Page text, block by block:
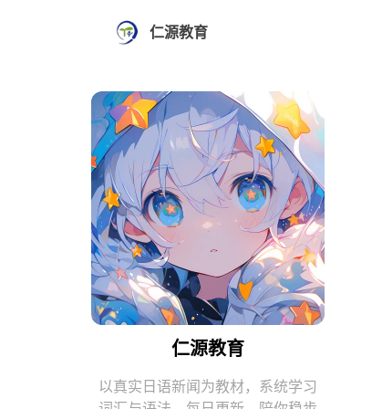
仁源教育
仁源教育
以真实日语新闻为教材，系统学习